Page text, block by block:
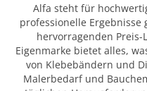
Alfa steht für
professionelle
hervorragenden Preis-
Eigenmarke bietet alles,
von Klebebändern und
Malerbedarf und